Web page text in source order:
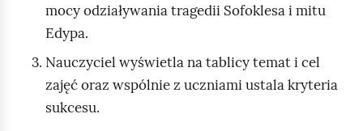
mocy odziaływania tragedii Sofoklesa i mitu
Edypa.
Nauczyciel wyświetla na tablicy temat i cel
zajęć oraz wspólnie z uczniami ustala kryteria
sukcesu.